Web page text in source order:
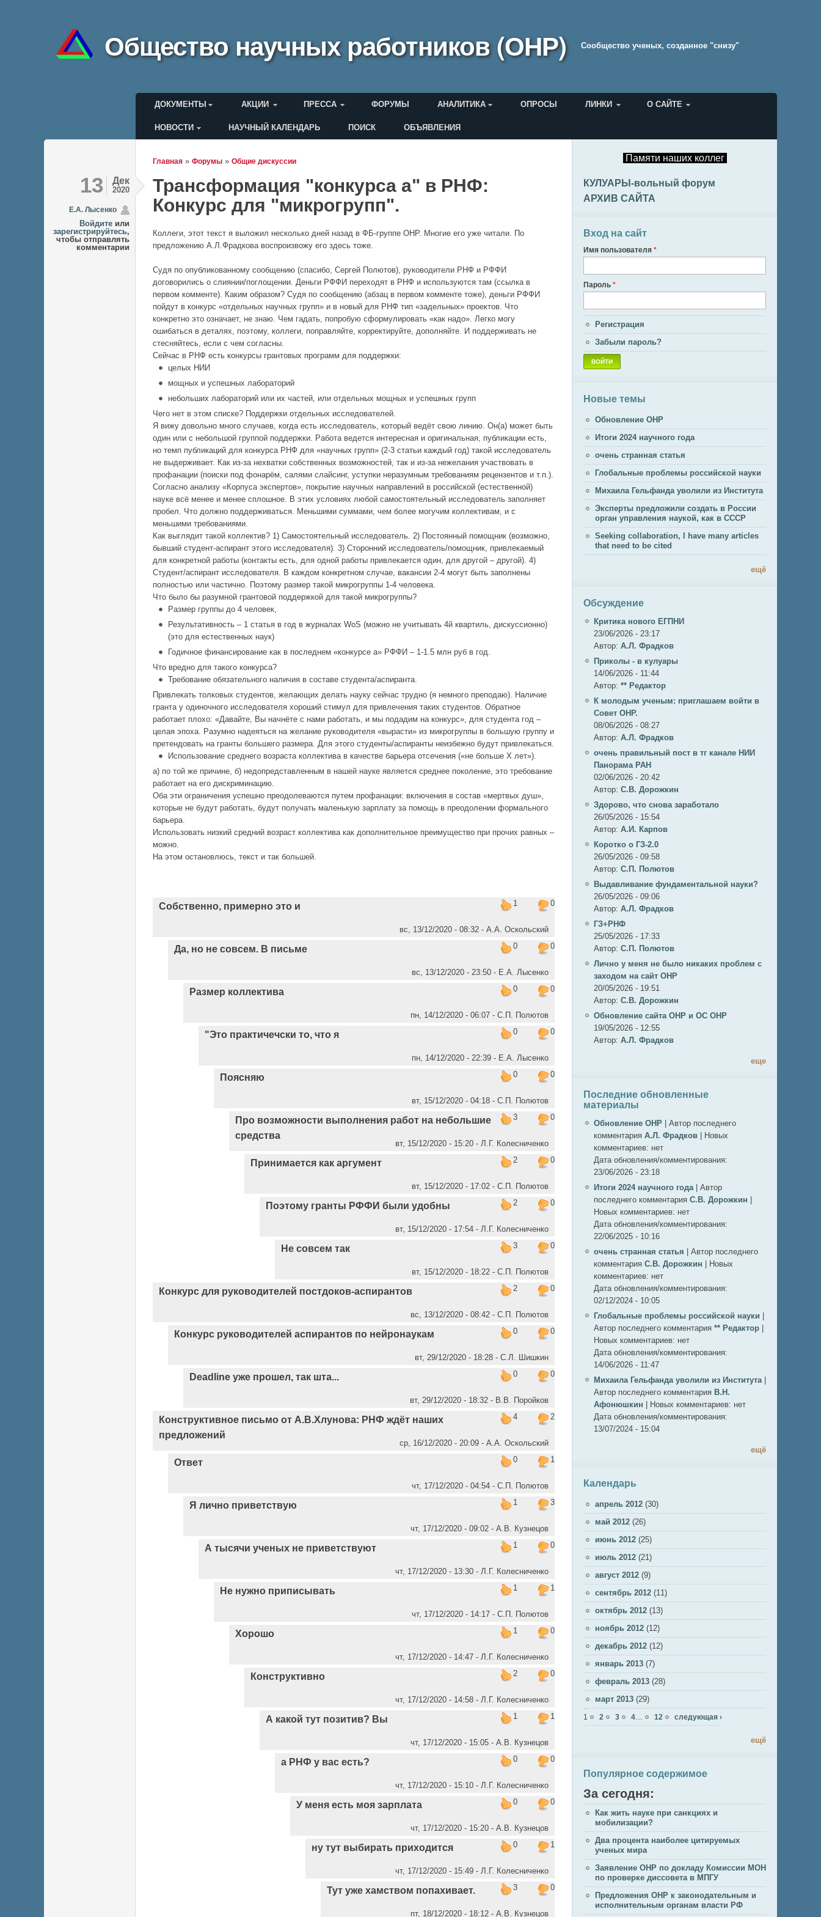
Общество научных работников (ОНР) Cообщество ученых, созданное "снизу"
Главное меню
ДОКУМЕНТЫ АКЦИИ ПРЕССА ФОРУМЫ АНАЛИТИКА ОПРОСЫ ЛИНКИ О САЙТЕ
Меню пользователя
НОВОСТИ НАУЧНЫЙ КАЛЕНДАРЬ ПОИСК ОБЪЯВЛЕНИЯ
Вы здесь
Главная » Форумы » Общие дискуссии
13 Дек
2020
Е.А. Лысенко
Войдите или
зарегистрируйтесь,
чтобы отправлять
комментарии
Трансформация "конкурса а" в РНФ:
Конкурс для "микрогрупп".
Коллеги, этот текст я выложил несколько дней назад в ФБ-группе ОНР. Многие его уже читали. По
предложению А.Л.Фрадкова воспроизвожу его здесь тоже.
Судя по опубликованному сообщению (спасибо, Сергей Полютов), руководители РНФ и РФФИ
договорились о слиянии/поглощении. Деньги РФФИ переходят в РНФ и используются там (ссылка в
первом комменте). Каким образом? Судя по сообщению (абзац в первом комменте тоже), деньги РФФИ
пойдут в конкурс «отдельных научных групп» и в новый для РНФ тип «задельных» проектов. Что
конкретно это означает, не знаю. Чем гадать, попробую сформулировать «как надо». Легко могу
ошибаться в деталях, поэтому, коллеги, поправляйте, корректируйте, дополняйте. И поддерживать не
стесняйтесь, если с чем согласны.
Сейчас в РНФ есть конкурсы грантовых программ для поддержки:
целых НИИ
мощных и успешных лабораторий
небольших лабораторий или их частей, или отдельных мощных и успешных групп
Чего нет в этом списке? Поддержки отдельных исследователей.
Я вижу довольно много случаев, когда есть исследователь, который ведёт свою линию. Он(а) может быть
один или с небольшой группой поддержки. Работа ведется интересная и оригинальная, публикации есть,
но темп публикаций для конкурса РНФ для «научных групп» (2-3 статьи каждый год) такой исследователь
не выдерживает. Как из-за нехватки собственных возможностей, так и из-за нежелания участвовать в
профанации (поиски под фонарём, салями слайсинг, уступки неразумным требованиям рецензентов и т.п.).
Согласно анализу «Корпуса экспертов», покрытие научных направлений в российской (естественной)
науке всё менее и менее сплошное. В этих условиях любой самостоятельный исследователь заполняет
пробел. Что должно поддерживаться. Меньшими суммами, чем более могучим коллективам, и с
меньшими требованиями.
Как выглядит такой коллектив? 1) Самостоятельный исследователь. 2) Постоянный помощник (возможно,
бывший студент-аспирант этого исследователя). 3) Сторонний исследователь/помощник, привлекаемый
для конкретной работы (контакты есть, для одной работы привлекается один, для другой – другой). 4)
Студент/аспирант исследователя. В каждом конкретном случае, вакансии 2-4 могут быть заполнены
полностью или частично. Поэтому размер такой микрогруппы 1-4 человека.
Что было бы разумной грантовой поддержкой для такой микрогруппы?
Размер группы до 4 человек,
Результативность – 1 статья в год в журналах WoS (можно не учитывать 4й квартиль, дискуссионно)
(это для естественных наук)
Годичное финансирование как в последнем «конкурсе а» РФФИ – 1-1.5 млн руб в год.
Что вредно для такого конкурса?
Требование обязательного наличия в составе студента/аспиранта.
Привлекать толковых студентов, желающих делать науку сейчас трудно (я немного преподаю). Наличие
гранта у одиночного исследователя хороший стимул для привлечения таких студентов. Обратное
работает плохо: «Давайте, Вы начнёте с нами работать, и мы подадим на конкурс», для студента год –
целая эпоха. Разумно надеяться на желание руководителя «вырасти» из микрогруппы в большую группу и
претендовать на гранты большего размера. Для этого студенты/аспиранты неизбежно будут привлекаться.
Использование среднего возраста коллектива в качестве барьера отсечения («не больше Х лет»).
а) по той же причине, б) недопредставленным в нашей науке является среднее поколение, это требование
работает на его дискриминацию.
Оба эти ограничения успешно преодолеваются путем профанации: включения в состав «мертвых душ»,
которые не будут работать, будут получать маленькую зарплату за помощь в преодолении формального
барьера.
Использовать низкий средний возраст коллектива как дополнительное преимущество при прочих равных –
можно.
На этом остановлюсь, текст и так большей.
1 0
Собственно, примерно это и
вс, 13/12/2020 - 08:32 - А.А. Оскольский
0
0
Да, но не совсем. В письме
вс, 13/12/2020 - 23:50 - Е.А. Лысенко
0
0
Размер коллектива
пн, 14/12/2020 - 06:07 - C.П. Полютов
0
0
"Это практичечски то, что я
пн, 14/12/2020 - 22:39 - Е.А. Лысенко
0
0
Поясняю
вт, 15/12/2020 - 04:18 - C.П. Полютов
3
0
Про возможности выполнения работ на небольшие
средства
вт, 15/12/2020 - 15:20 - Л.Г. Колесниченко
2
0
Принимается как аргумент
вт, 15/12/2020 - 17:02 - C.П. Полютов
2
0
Поэтому гранты РФФИ были удобны
вт, 15/12/2020 - 17:54 - Л.Г. Колесниченко
3
0
Не совсем так
вт, 15/12/2020 - 18:22 - C.П. Полютов
2
0
Конкурс для руководителей постдоков-аспирантов
вс, 13/12/2020 - 08:42 - C.П. Полютов
0
0
Конкурс руководителей аспирантов по нейронаукам
вт, 29/12/2020 - 18:28 - С.Л. Шишкин
0
0
Deadline уже прошел, так шта...
вт, 29/12/2020 - 18:32 - В.В. Поройков
4
2
Конструктивное письмо от А.В.Хлунова: РНФ ждёт наших
предложений
ср, 16/12/2020 - 20:09 - А.А. Оскольский
0
1
Ответ
чт, 17/12/2020 - 04:54 - C.П. Полютов
1
3
Я лично приветствую
чт, 17/12/2020 - 09:02 - А.В. Кузнецов
1
0
А тысячи ученых не приветствуют
чт, 17/12/2020 - 13:30 - Л.Г. Колесниченко
1
1
Не нужно приписывать
чт, 17/12/2020 - 14:17 - C.П. Полютов
1
0
Хорошо
чт, 17/12/2020 - 14:47 - Л.Г. Колесниченко
2
0
Конструктивно
чт, 17/12/2020 - 14:58 - Л.Г. Колесниченко
1
1
А какой тут позитив? Вы
чт, 17/12/2020 - 15:05 - А.В. Кузнецов
0
0
а РНФ у вас есть?
чт, 17/12/2020 - 15:10 - Л.Г. Колесниченко
0
0
У меня есть моя зарплата
чт, 17/12/2020 - 15:20 - А.В. Кузнецов
0
1
ну тут выбирать приходится
чт, 17/12/2020 - 15:49 - Л.Г. Колесниченко
3
0
Тут уже хамством попахивает.
пт, 18/12/2020 - 18:12 - А.В. Кузнецов
Памяти наших коллег
КУЛУАРЫ-вольный форум
АРХИВ САЙТА
Вход на сайт
Имя пользователя *
Пароль *
Регистрация
Забыли пароль?
Новые темы
Обновление ОНР
Итоги 2024 научного года
очень странная статья
Глобальные проблемы российской науки
Михаила Гельфанда уволили из Института
Эксперты предложили создать в России
орган управления наукой, как в СССР
Seeking collaboration, I have many articles
that need to be cited
ещё
Обсуждение
Критика нового ЕГПНИ
23/06/2026 - 23:17
Автор: А.Л. Фрадков
Приколы - в кулуары
14/06/2026 - 11:44
Автор: ** Редактор
К молодым ученым: приглашаем войти в
Совет ОНР.
08/06/2026 - 08:27
Автор: А.Л. Фрадков
очень правильный пост в тг канале НИИ
Панорама РАН
02/06/2026 - 20:42
Автор: С.В. Дорожкин
Здорово, что снова заработало
26/05/2026 - 15:54
Автор: А.И. Карпов
Коротко о ГЗ-2.0
26/05/2026 - 09:58
Автор: C.П. Полютов
Выдавливание фундаментальной науки?
26/05/2026 - 09:06
Автор: А.Л. Фрадков
ГЗ+РНФ
25/05/2026 - 17:33
Автор: C.П. Полютов
Лично у меня не было никаких проблем с
заходом на сайт ОНР
20/05/2026 - 19:51
Автор: С.В. Дорожкин
Обновление сайта ОНР и ОС ОНР
19/05/2026 - 12:55
Автор: А.Л. Фрадков
еще
Последние обновленные
материалы
Обновление ОНР
Автор последнего
комментария А.Л. Фрадков
Новых
комментариев: нет
Дата обновления/комментирования:
23/06/2026 - 23:18
Итоги 2024 научного года
Автор
последнего комментария С.В. Дорожкин
Новых комментариев: нет
Дата обновления/комментирования:
22/06/2025 - 10:16
очень странная статья
Автор последнего
комментария С.В. Дорожкин
Новых
комментариев: нет
Дата обновления/комментирования:
02/12/2024 - 10:05
Глобальные проблемы российской науки
Автор последнего комментария ** Редактор
Новых комментариев: нет
Дата обновления/комментирования:
14/06/2026 - 11:47
Михаила Гельфанда уволили из Института
Автор последнего комментария В.Н.
Афонюшкин
Новых комментариев: нет
Дата обновления/комментирования:
13/07/2024 - 15:04
ещё
Календарь
апрель 2012 (30)
май 2012 (26)
июнь 2012 (25)
июль 2012 (21)
август 2012 (9)
сентябрь 2012 (11)
октябрь 2012 (13)
ноябрь 2012 (12)
декабрь 2012 (12)
январь 2013 (7)
февраль 2013 (28)
март 2013 (29)
Страницы
1 2 3 4 12 следующая ›
ещё
Популярное содержимое
За сегодня:
Как жить науке при санкциях и
мобилизации?
Два процента наиболее цитируемых
ученых мира
Заявление ОНР по докладу Комиссии МОН
по проверке диссовета в МПГУ
Предложения ОНР к законодательным и
исполнительным органам власти РФ